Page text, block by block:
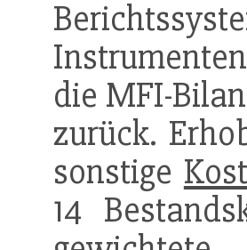
die MFI-
zurück.
sonstige
14